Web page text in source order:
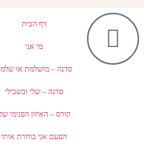
דף הבית
מי אני
סדנה – מושלמת או שלמה
סדנה – שלי ובשבילי
קורס – האיזון הפנימי שלי
הפעם אני בוחרת אותי